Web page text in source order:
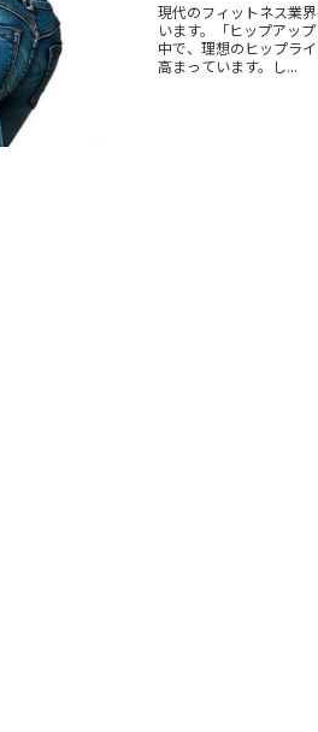
現代のフィットネス業
います。「ヒップアッ
中で、理想のヒップラ
高まっています。し...